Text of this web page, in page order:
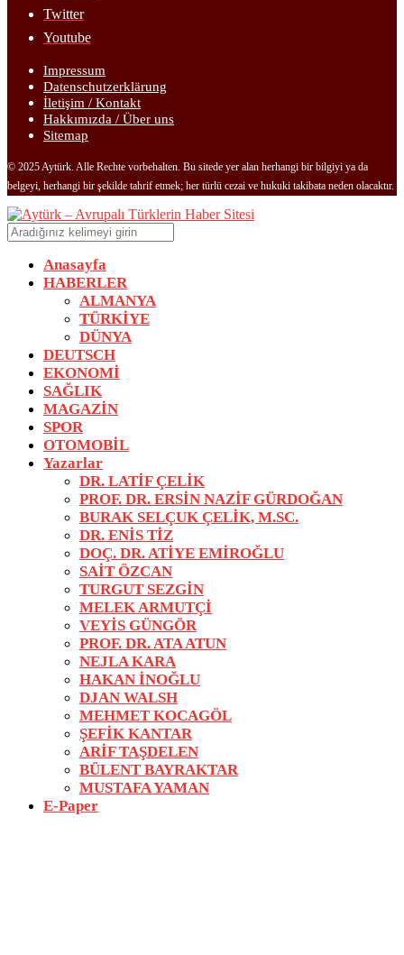
Twitter
Youtube
Impressum
Datenschutzerklärung
İletişim / Kontakt
Hakkımızda / Über uns
Sitemap
© 2025 Aytürk. Alle Rechte vorbehalten. Bu sitede yer alan herhangi bir bilgiyi ya da
belgeyi, herhangi bir şekilde tahrif etmek; her türlü cezai ve hukuki takibata neden olacaktır.
Anasayfa
HABERLER
ALMANYA
TÜRKİYE
DÜNYA
DEUTSCH
EKONOMİ
SAĞLIK
MAGAZİN
SPOR
OTOMOBİL
Yazarlar
DR. LATİF ÇELİK
PROF. DR. ERSİN NAZİF GÜRDOĞAN
BURAK SELÇUK ÇELİK, M.SC.
DR. ENİS TİZ
DOÇ. DR. ATİYE EMİROĞLU
SAİT ÖZCAN
TURGUT SEZGİN
MELEK ARMUTÇİ
VEYİS GÜNGÖR
PROF. DR. ATA ATUN
NEJLA KARA
HAKAN İNOĞLU
DJAN WALSH
MEHMET KOCAGÖL
ŞEFİK KANTAR
ARİF TAŞDELEN
BÜLENT BAYRAKTAR
MUSTAFA YAMAN
E-Paper